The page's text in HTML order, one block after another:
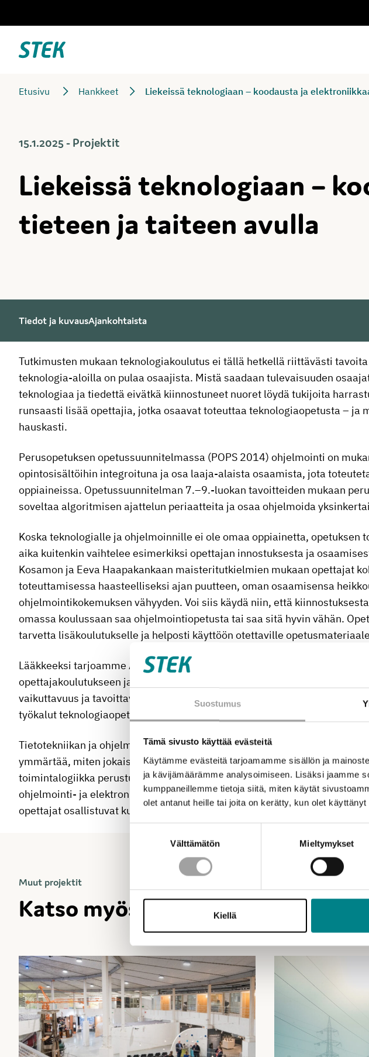
Suostumus
Tämä sivusto käyttää evästeitä
Käytämme evästeitä tarjoamamme sisällön ja
ja kävijämäärämme analysoimiseen. Lisäksi jaamme
kumppaneillemme tietoja siitä, miten käytät
olet antanut heille tai joita on kerätty, kun olet käyttänyt
Välttämätön Mieltymykset
Kiellä
suoraan
sisältöön
Stek
Etusivu Hankkeet Liekeissä teknologiaan – koodausta ja
15.1.2025 - Projektit
Liekeissä teknologiaan –
tieteen ja taiteen avulla
Tiedot ja kuvausAjankohtaista
Tutkimusten mukaan teknologiakoulutus ei tällä hetkellä riittävästi
teknologia-aloilla on pulaa osaajista. Mistä saadaan tulevaisuuden
teknologiaa ja tiedettä eivätkä kiinnostuneet nuoret löydä tukijoita
runsaasti lisää opettajia, jotka osaavat toteuttaa teknologiaopetusta – ja
hauskasti.
Perusopetuksen opetussuunnitelmassa (POPS 2014) ohjelmointi on
opintosisältöihin integroituna ja osa laaja-alaista osaamista, jota
oppiaineissa. Opetussuunnitelman 7.–9.-luokan tavoitteiden mukaan
soveltaa algoritmisen ajattelun periaatteita ja osaa ohjelmoida
Koska teknologialle ja ohjelmoinnille ei ole omaa oppiainetta, opetuksen
aika kuitenkin vaihtelee esimerkiksi opettajan innostuksesta ja
Kosamon ja Eeva Haapakankaan maisteritutkielmien mukaan opettajat
toteuttamisessa haasteelliseksi ajan puutteen, oman osaamisensa
ohjelmointikokemuksen vähyyden. Voi siis käydä niin, että
omassa koulussaan saa ohjelmointiopetusta tai saa sitä hyvin vähän.
tarvetta lisäkoulutukselle ja helposti käyttöön otettaville
Lääkkeeksi tarjoamme Arduino-järjestelmällä toteutettavaa koodaus- ja
opettajakoulutukseen ja Arduino-kursseja lukiolaisille.
vaikuttavuus ja tavoittavuus kasvaa. Koulutuksessa tulevat opettajat
työkalut teknologiaopetukseen ja vievät osaamisensa mukanaan myös
Tietotekniikan ja ohjelmoinnin perusteiden ymmärrystä voi pitää tänä
ymmärtää, miten jokaisen päivittäin käyttämät laitteet ja sovellukset
toimintalogiikka perustuu. Opettajakoulutuksen ohella tavoitteenamme
ohjelmointi- ja elektroniikkaosaamista innostavalla ja
opettajat osallistuvat kurssille, saavat tarvikkeet ja reseptin jatkaa
Muut projektit
Katso myös
Katso kaikki